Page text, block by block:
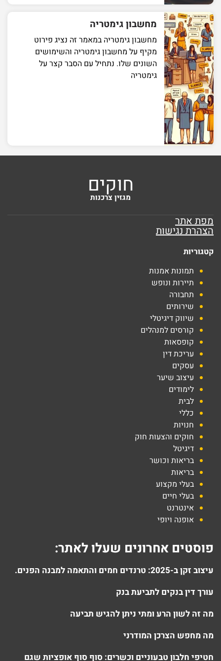
מחשבון גימטריה
מחשבון גימטריה במאמר זה נציג פירוט
מקיף על מחשבון גימטריה והשימושים
השונים שלו. נתחיל עם הסבר קצר על
גימטריה
חוקים
מגזין צרכנות
מפת אתר
הצהרת נגישות
קטגוריות
תמונות אמנות
תיירות ונופש
תחבורה
שירותים
שיווק דיגיטלי
קורסים למנהלים
קופסאות
עריכת דין
עסקים
עיצוב שיער
לימודים
לבית
כללי
חנויות
חוקים והצעות חוק
דיגיטל
בריאות וכושר
בריאות
בעלי מקצוע
בעלי חיים
אינטרנט
אופנה ויופי
פוסטים אחרונים שעלו לאתר:
עיצוב זקן ב-2025: טרנדים חמים והתאמה למבנה הפנים.
עורך דין בנקים לתביעת בנק
מה זה לשון הרע ומתי ניתן להגיש תביעה
מה מחפש הצרכן המודרני
חטיפי חלבון טבעוניים וכשרים: סוף סוף אופציות שגם